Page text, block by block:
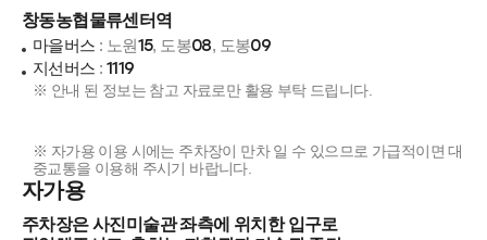
창동농협물류센터역
마을버스 : 노원15, 도봉08, 도봉09
지선버스 : 1119
※ 안내 된 정보는 참고 자료로만 활용 부탁 드립니다.
※ 자가용 이용 시에는 주차장이 만차 일 수 있으므로 가급적이면 대
중교통을 이용해 주시기 바랍니다.
자가용
주차장은 사진미술관 좌측에 위치한 입구로